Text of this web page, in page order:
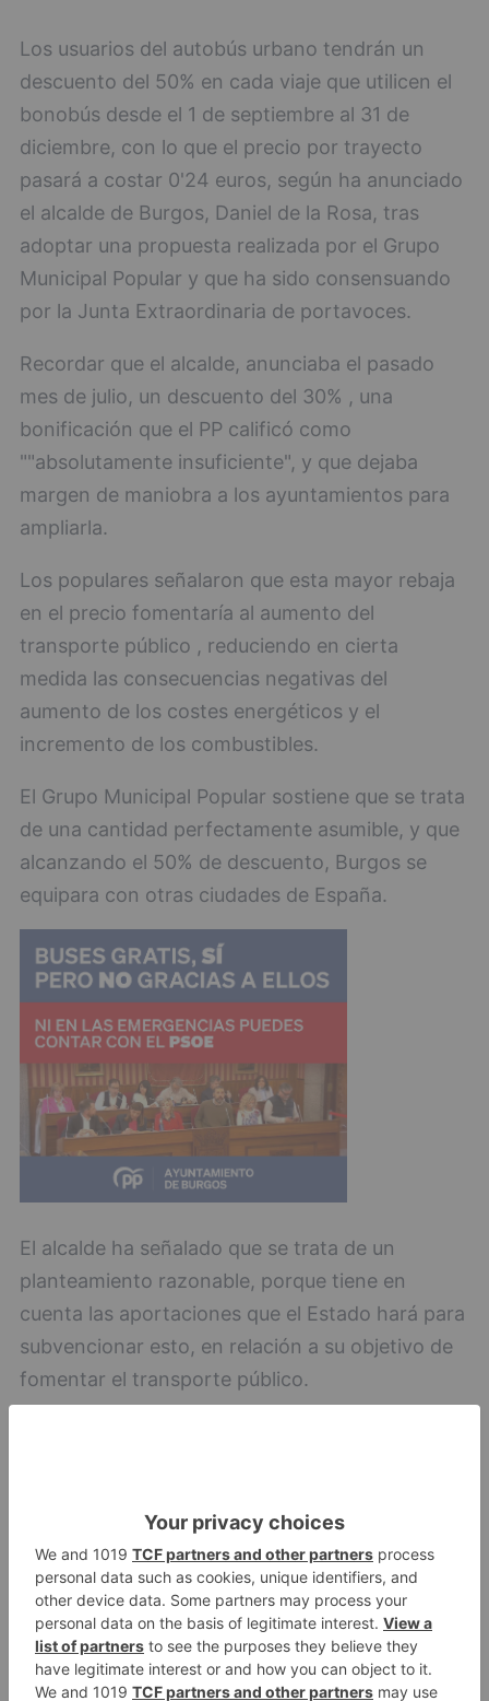
Los usuarios del autobús urbano tendrán un
descuento del 50% en cada viaje que utilicen el
bonobús desde el 1 de septiembre al 31 de
diciembre, con lo que el precio por trayecto
pasará a costar 0'24 euros, según ha anunciado
el alcalde de Burgos, Daniel de la Rosa, tras
adoptar una propuesta realizada por el Grupo
Municipal Popular y que ha sido consensuando
por la Junta Extraordinaria de portavoces.
Recordar que el alcalde, anunciaba el pasado
mes de julio, un descuento del 30% , una
bonificación que el PP calificó como
""absolutamente insuficiente", y que dejaba
margen de maniobra a los ayuntamientos para
ampliarla.
Los populares señalaron que esta mayor rebaja
en el precio fomentaría al aumento del
transporte público , reduciendo en cierta
medida las consecuencias negativas del
aumento de los costes energéticos y el
incremento de los combustibles.
El Grupo Municipal Popular sostiene que se trata
de una cantidad perfectamente asumible, y que
alcanzando el 50% de descuento, Burgos se
equipara con otras ciudades de España.
El alcalde ha señalado que se trata de un
planteamiento razonable, porque tiene en
cuenta las aportaciones que el Estado hará para
subvencionar esto, en relación a su objetivo de
fomentar el transporte público.
LO + VISTO
1
Fallece un ciclista en Burgos tras
avisar otro conductor que se
había caído de la bicicleta